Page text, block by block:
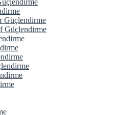
Güçlendirme
Güçlendirme